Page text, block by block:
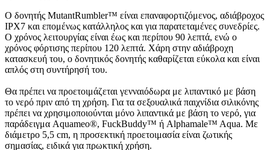
Ο δονητής MutantRumbler™ είναι επαναφορτιζόμενος, αδιάβροχος
IPX7 και επομένως κατάλληλος και για παρατεταμένες συνεδρίες.
Ο χρόνος λειτουργίας είναι έως και περίπου 90 λεπτά, ενώ ο
χρόνος φόρτισης περίπου 120 λεπτά. Χάρη στην αδιάβροχη
κατασκευή του, ο δονητικός δονητής καθαρίζεται εύκολα και είναι
απλός στη συντήρησή του.
Θα πρέπει να προετοιμάζεται γενναιόδωρα με λιπαντικό με βάση
το νερό πριν από τη χρήση. Για τα σεξουαλικά παιχνίδια σιλικόνης
πρέπει να χρησιμοποιούνται μόνο λιπαντικά με βάση το νερό, για
παράδειγμα Aquameo®, FuckBuddy™ ή Alphamale™ Aqua. Με
διάμετρο 5,5 cm, η προσεκτική προετοιμασία είναι ζωτικής
σημασίας, ειδικά για πρωκτική χρήση.